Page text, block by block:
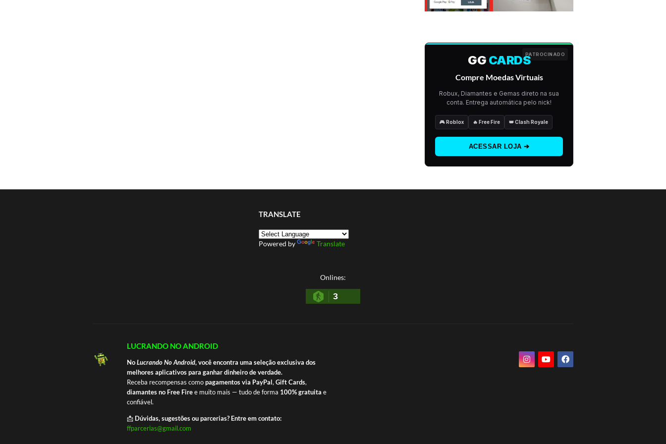
PATROCINADO
GG CARDS
Compre Moedas Virtuais
Robux, Diamantes e Gemas direto na sua
conta. Entrega automática pelo nick!
🎮 Roblox 🔥 Free Fire 👑 Clash Royale
ACESSAR LOJA ➔
TRANSLATE
Powered by Translate
Onlines:
3
LUCRANDO NO ANDROID
NoLucrando No Android, você encontra uma seleção exclusiva dos
melhores aplicativos para ganhar dinheiro de verdade.
Receba recompensas comopagamentos via PayPal, Gift Cards,
diamantes no Free Firee muito mais — tudo de forma 100% gratuita e
confiável.
📩 Dúvidas, sugestões ou parcerias? Entre em contato:
ffparcerias@gmail.com